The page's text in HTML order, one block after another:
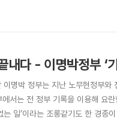
다 - 이명박정부 ‘
명박 정부는 지난 노무현정부와
서는 전 정부 기록을 이용해 요
일’이라는 조롱같기도 한 경종